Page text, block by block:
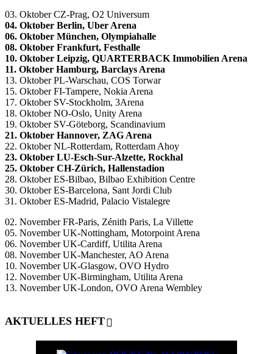
03. Oktober CZ-Prag, O2 Universum
04. Oktober Berlin, Uber Arena
06. Oktober München, Olympiahalle
08. Oktober Frankfurt, Festhalle
10. Oktober Leipzig, QUARTERBACK Immobilien Arena
11. Oktober Hamburg, Barclays Arena
13. Oktober PL-Warschau, COS Torwar
15. Oktober FI-Tampere, Nokia Arena
17. Oktober SV-Stockholm, 3Arena
18. Oktober NO-Oslo, Unity Arena
19. Oktober SV-Göteborg, Scandinavium
21. Oktober Hannover, ZAG Arena
22. Oktober NL-Rotterdam, Rotterdam Ahoy
23. Oktober LU-Esch-Sur-Alzette, Rockhal
25. Oktober CH-Zürich, Hallenstadion
28. Oktober ES-Bilbao, Bilbao Exhibition Centre
30. Oktober ES-Barcelona, Sant Jordi Club
31. Oktober ES-Madrid, Palacio Vistalegre
02. November FR-Paris, Zénith Paris, La Villette
05. November UK-Nottingham, Motorpoint Arena
06. November UK-Cardiff, Utilita Arena
08. November UK-Manchester, AO Arena
10. November UK-Glasgow, OVO Hydro
12. November UK-Birmingham, Utilita Arena
13. November UK-London, OVO Arena Wembley
AKTUELLES HEFT